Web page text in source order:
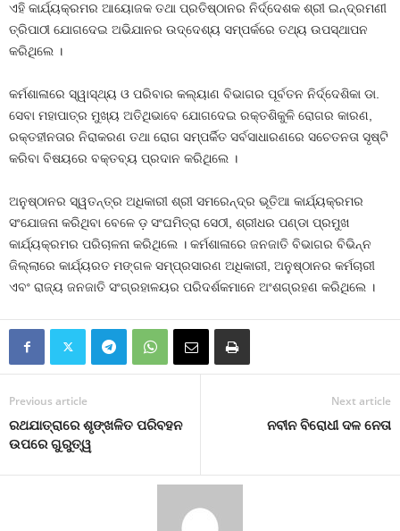
ଏହି କାର୍ଯ୍ୟକ୍ରମର ଆୟୋଜକ ତଥା ପ୍ରତିଷ୍ଠାନର ନିର୍ଦ୍ଦେଶକ ଶ୍ରୀ ଇନ୍ଦ୍ରମଣୀ
ତ୍ରିପାଠୀ ଯୋଗଦେଇ ଅଭିଯାନର ଉଦ୍ଦେଶ୍ୟ ସମ୍ପର୍କରେ ତଥ୍ୟ ଉପସ୍ଥାପନ
କରିଥିଲେ ।
କର୍ମଶାଳାରେ ସ୍ୱାସ୍ଥ୍ୟ ଓ ପରିବାର କଲ୍ୟାଣ ବିଭାଗର ପୂର୍ବତନ ନିର୍ଦ୍ଦେଶିକା ଡା.
ସେବା ମହାପାତ୍ର ମୁଖ୍ୟ ଅତିଥିଭାବେ ଯୋଗଦେଇ ରକ୍ତଶିକୁଳି ରୋଗର କାରଣ,
ରକ୍ତହୀନତାର ନିରାକରଣ ତଥା ରୋଗ ସମ୍ପର୍କିତ ସର୍ବସାଧାରଣରେ ସଚେତନତା ସୃଷ୍ଟି
କରିବା ବିଷୟରେ ବକ୍ତବ୍ୟ ପ୍ରଦାନ କରିଥିଲେ ।
ଅନୁଷ୍ଠାନର ସ୍ୱତନ୍ତ୍ର ଅଧିକାରୀ ଶ୍ରୀ ସମରେନ୍ଦ୍ର ଭୂତିଆ କାର୍ଯ୍ୟକ୍ରମର
ସଂଯୋଜନା କରିଥିବା ବେଳେ ଡ଼ ସଂଘମିତ୍ରା ସେଠୀ, ଶ୍ରୀଧର ପଣ୍ଡା ପ୍ରମୁଖ
କାର୍ଯ୍ୟକ୍ରମର ପରିଚାଳନା କରିଥିଲେ । କର୍ମଶାଳାରେ ଜନଜାତି ବିଭାଗର ବିଭିନ୍ନ
ଜିଲ୍ଲାରେ କାର୍ଯ୍ୟରତ ମଙ୍ଗଳ ସମ୍ପ୍ରସାରଣ ଅଧିକାରୀ, ଅନୁଷ୍ଠାନର କର୍ମଚାରୀ
ଏବଂ ରାଜ୍ୟ ଜନଜାତି ସଂଗ୍ରହାଳୟର ପରିଦର୍ଶକମାନେ ଅଂଶଗ୍ରହଣ କରିଥିଲେ ।
Previous article
ରଥଯାତ୍ରାରେ ଶୃଙ୍ଖଳିତ ପରିବହନ
ଉପରେ ଗୁରୁତ୍ୱ
Next article
ନବୀନ ବିରୋଧୀ ଦଳ ନେତା